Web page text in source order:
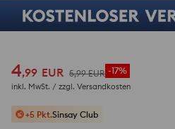
4,99 EUR 5,99 EUR -17%
inkl. MwSt. / zzgl. Versandkosten
+5 Pkt.Sinsay Club